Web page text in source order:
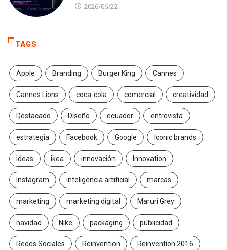
2026/06/22
TAGS
Apple Branding Burger King Cannes
Cannes Lions coca-cola comercial creatividad
Destacado Diseño ecuador entrevista
estrategia Facebook Google Iconic brands
Ideas ikea innovación Innovation
Instagram inteligencia artificial marcas
marketing marketing digital Maruri Grey
navidad Nike packaging publicidad
Redes Sociales Reinvention Reinvention 2016